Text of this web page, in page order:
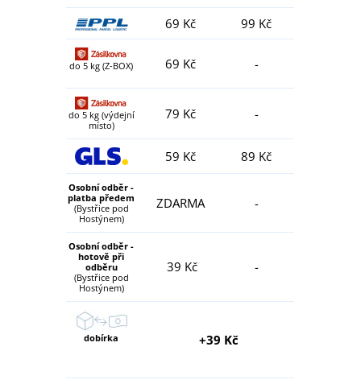
69 Kč
99 Kč
do 5 kg (Z-BOX) 69 Kč -
do 5 kg (výdejní
místo)
79 Kč -
59 Kč 89 Kč
Osobní odběr -
platba předem
(Bystřice pod
Hostýnem)
ZDARMA -
Osobní odběr -
hotově při
odběru
(Bystřice pod
Hostýnem)
39 Kč -
dobírka +39 Kč